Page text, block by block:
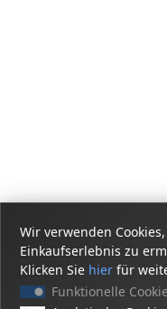
Wir verwenden
Einkaufserlebnis zu
Klicken Sie hier für
Funktionelle